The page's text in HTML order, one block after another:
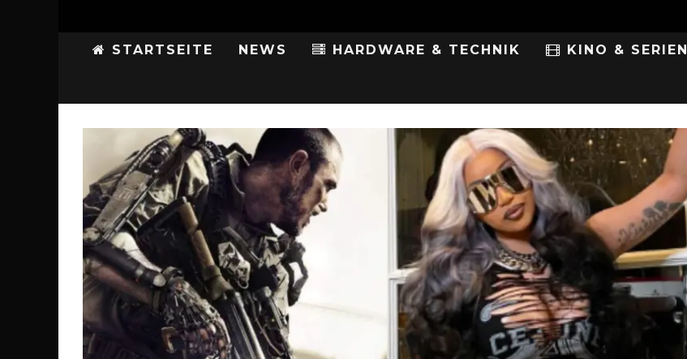
STARTSEITE NEWS HARDWARE & TECHNIK KINO & SERIEN